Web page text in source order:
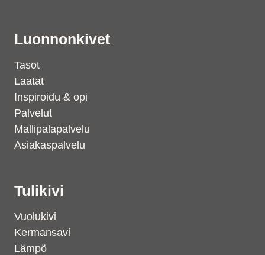
Luonnonkivet
Tasot
Laatat
Inspiroidu & opi
Palvelut
Mallipalapalvelu
Asiakaspalvelu
Tulikivi
Vuolukivi
Kermansavi
Lämpö